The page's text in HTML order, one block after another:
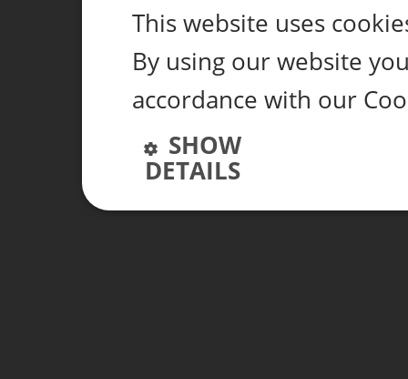
This website uses
By using our website
accordance with our
SHOW
DETAILS